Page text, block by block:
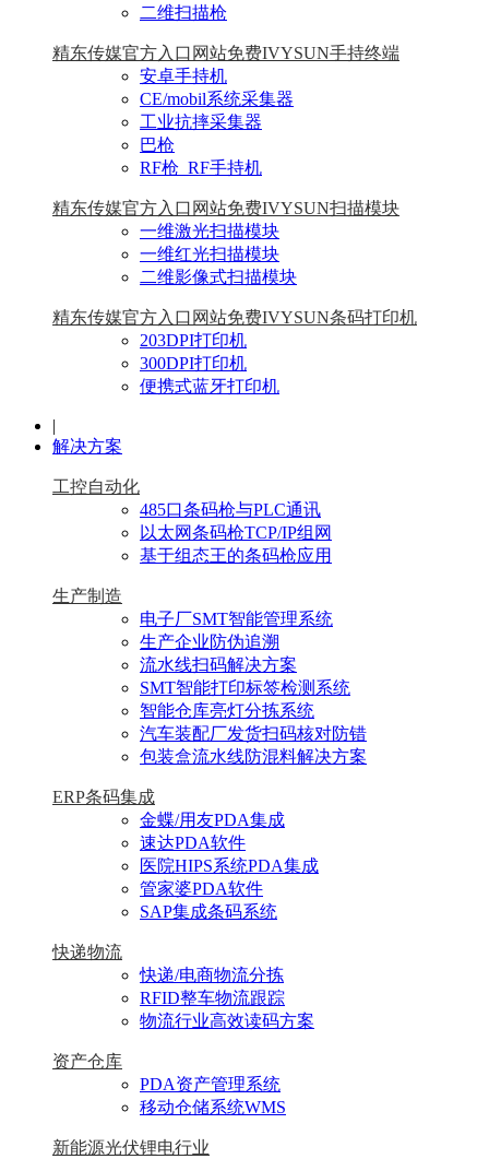
二维扫描枪
精东传媒官方入口网站免费IVYSUN手持终端
安卓手持机
CE/mobil系统采集器
工业抗摔采集器
巴枪
RF枪_RF手持机
精东传媒官方入口网站免费IVYSUN扫描模块
一维激光扫描模块
一维红光扫描模块
二维影像式扫描模块
精东传媒官方入口网站免费IVYSUN条码打印机
203DPI打印机
300DPI打印机
便携式蓝牙打印机
|
解决方案
工控自动化
485口条码枪与PLC通讯
以太网条码枪TCP/IP组网
基于组态王的条码枪应用
生产制造
电子厂SMT智能管理系统
生产企业防伪追溯
流水线扫码解决方案
SMT智能打印标签检测系统
智能仓库亮灯分拣系统
汽车装配厂发货扫码核对防错
包装盒流水线防混料解决方案
ERP条码集成
金蝶/用友PDA集成
速达PDA软件
医院HIPS系统PDA集成
管家婆PDA软件
SAP集成条码系统
快递物流
快递/电商物流分拣
RFID整车物流跟踪
物流行业高效读码方案
资产仓库
PDA资产管理系统
移动仓储系统WMS
新能源光伏锂电行业